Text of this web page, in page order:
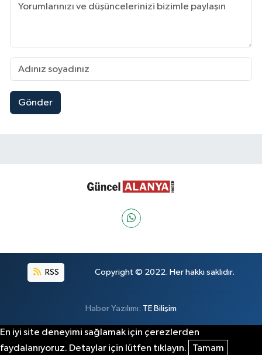
Gönder
RSS Copyright © 2022. Her hakkı saklıdır.
Haber Yazılımı: TE Bilişim
En iyi site deneyimi sağlamak için çerezlerden
faydalanıyoruz. Detaylar için lütfen tıklayın.
Tamam